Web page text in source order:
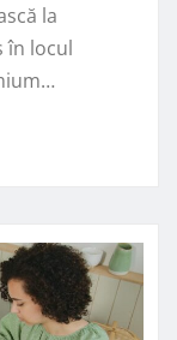
la
în locul